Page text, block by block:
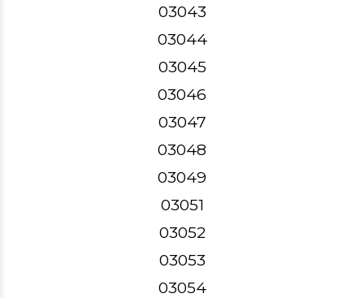
03043
03044
03045
03046
03047
03048
03049
03051
03052
03053
03054